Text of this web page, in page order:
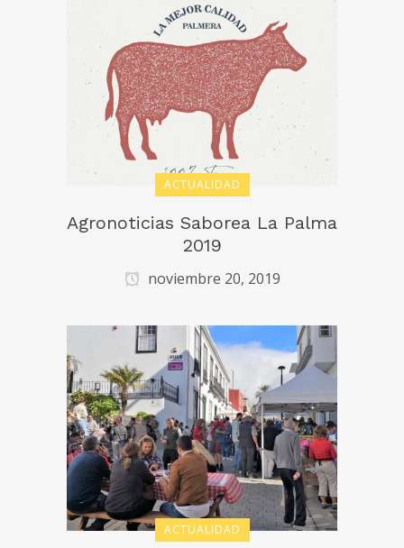
ACTUALIDAD
Agronoticias Saborea La Palma
2019
noviembre 20, 2019
ACTUALIDAD